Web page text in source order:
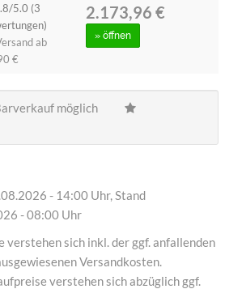
5.0 (3
ab
€
2.173,96 €
» öffnen
möglich
- 14:00 Uhr, Stand
- 08:00 Uhr
verstehen sich inkl. der ggf. anfallenden
Versandkosten.
verstehen sich abzüglich ggf.